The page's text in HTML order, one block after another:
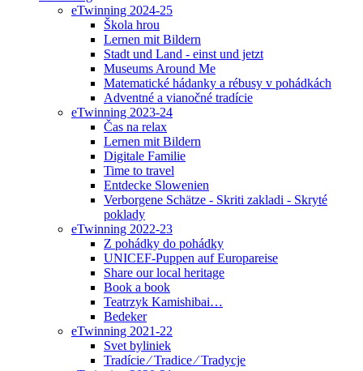
eTwinning 2024-25
Škola hrou
Lernen mit Bildern
Stadt und Land - einst und jetzt
Museums Around Me
Matematické hádanky a rébusy v pohádkách
Adventné a vianočné tradície
eTwinning 2023-24
Čas na relax
Lernen mit Bildern
Digitale Familie
Time to travel
Entdecke Slowenien
Verborgene Schätze - Skriti zakladi - Skryté
poklady
eTwinning 2022-23
Z pohádky do pohádky
UNICEF-Puppen auf Europareise
Share our local heritage
Book a book
Teatrzyk Kamishibai…
Bedeker
eTwinning 2021-22
Svet byliniek
Tradície ⁄ Tradice ⁄ Tradycje